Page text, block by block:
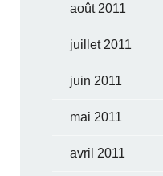
août 2011
juillet 2011
juin 2011
mai 2011
avril 2011